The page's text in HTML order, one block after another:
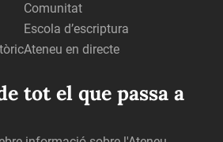
Comunitat
Escola d’escriptura
Ateneu en directe
tot el que passa a